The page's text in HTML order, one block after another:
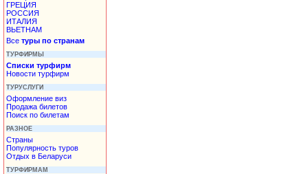
ГРЕЦИЯ
РОССИЯ
ИТАЛИЯ
ВЬЕТНАМ
Все туры по странам
ТУРФИРМЫ
Списки турфирм
Новости турфирм
ТУРУСЛУГИ
Оформление виз
Продажа билетов
Поиск по билетам
РАЗНОЕ
Страны
Популярность туров
Отдых в Беларуси
ТУРФИРМАМ